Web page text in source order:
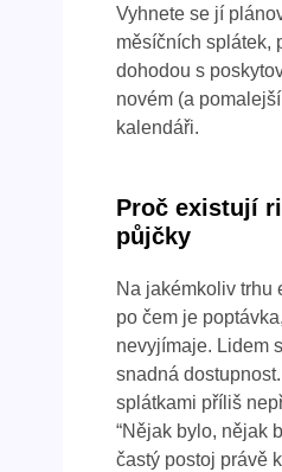
Vyhnete se jí
měsíčních splátek,
dohodou s
novém (a
kalendáři.
Proč existují
půjčky
Na jakémkoliv trhu
po čem je
nevyjímaje. Lidem
snadná
splátkami příliš
“Nějak bylo, nějak
častý postoj právě